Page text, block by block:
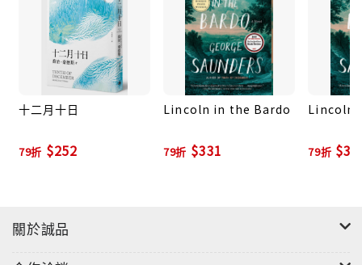
演講發表後三個月，紐約時報將其內容放在網上，讀者
之間開始口碑發酵，桑德斯簡單的故事，卻改變人們對
生命裡輕重緩急事物的看法。不到三天，上百萬人到處
分享它。編輯成書後桑德斯的故事登上紐約時報亞馬遜
席講話，踏入社會的學生或在社會上打滾迷失的成人都
【迷誠品編輯推薦】
十二月十日
79折 $252
Lincoln in the Bardo
79折 $331
Lincoln
79折
關於誠品